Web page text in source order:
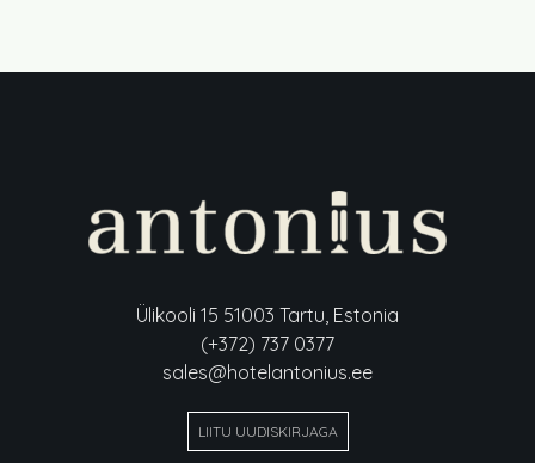
Ülikooli 15 51003 Tartu, Estonia
(+372) 737 0377
sales@hotelantonius.ee
LIITU UUDISKIRJAGA